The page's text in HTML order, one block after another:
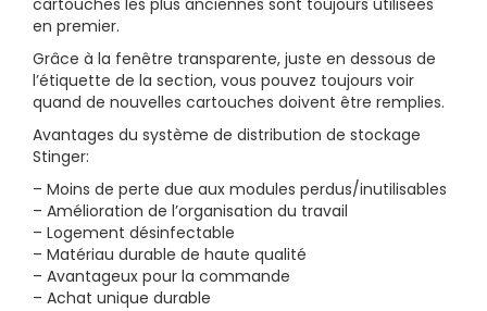
cartouches les plus anciennes sont toujours utilisées
en premier.
Grâce à la fenêtre transparente, juste en dessous de
l’étiquette de la section, vous pouvez toujours voir
quand de nouvelles cartouches doivent être remplies.
Avantages du système de distribution de stockage
Stinger:
– Moins de perte due aux modules perdus/inutilisables
– Amélioration de l’organisation du travail
– Logement désinfectable
– Matériau durable de haute qualité
– Avantageux pour la commande
– Achat unique durable